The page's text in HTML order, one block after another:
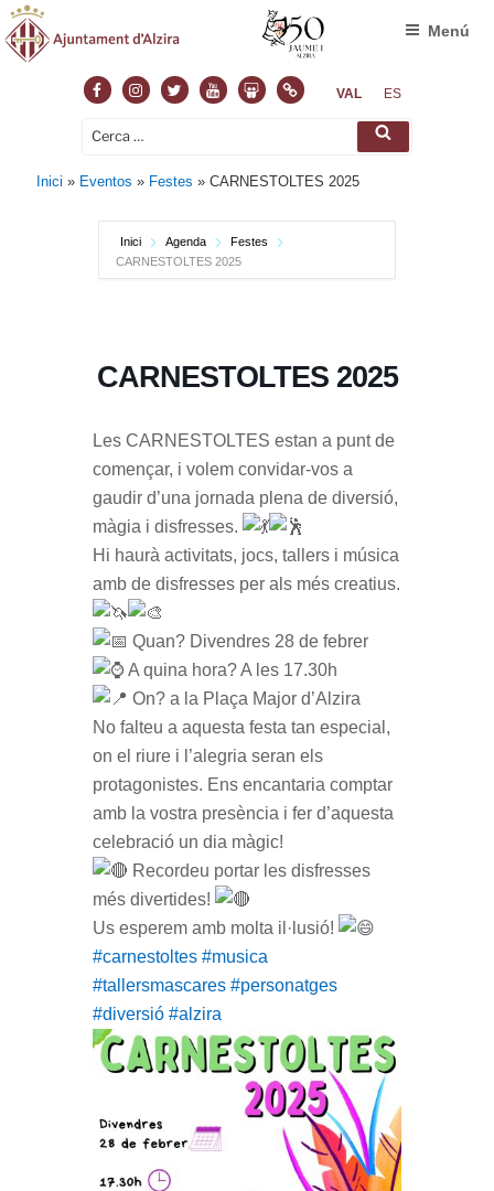
FacebookInstagram
TwitterYoutubeSlideshare
NormasVAL ES
Cerca: Cerca
Menú
Inici » Eventos » Festes »CARNESTOLTES 2025
Inici Agenda
Festes
CARNESTOLTES 2025
CARNESTOLTES 2025
Les CARNESTOLTES estan a punt de
començar, i volem convidar-vos a
gaudir d’una jornada plena de diversió,
màgia i disfresses.
Hi haurà activitats, jocs, tallers i música
amb de disfresses per als més creatius.
Quan? Divendres 28 de febrer
A quina hora? A les 17.30h
On? a la Plaça Major d’Alzira
No falteu a aquesta festa tan especial,
on el riure i l’alegria seran els
protagonistes. Ens encantaria comptar
amb la vostra presència i fer d’aquesta
celebració un dia màgic!
Recordeu portar les disfresses
més divertides!
Us esperem amb molta il·lusió!
#carnestoltes #musica
#tallersmascares #personatges
#diversió #alzira